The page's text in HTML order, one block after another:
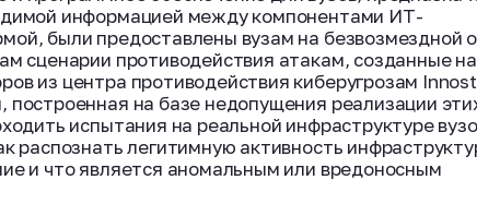
информацией между компонентами ИТ-
были предоставлены вузам на безвозмездной
сценарии противодействия атакам, созданные на
из центра противодействия киберугрозам
построенная на базе недопущения реализации
испытания на реальной инфраструктуре
распознать легитимную активность
и что является аномальным или вредоносным